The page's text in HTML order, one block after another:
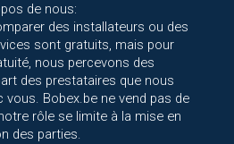
de nous:
des installateurs ou des
sont gratuits, mais pour
nous percevons des
des prestataires que nous
Bobex.be ne vend pas de
rôle se limite à la mise en
des parties.